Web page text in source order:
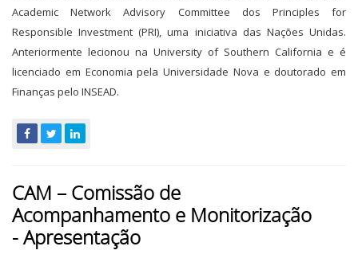
Academic Network Advisory Committee dos Principles for
Responsible Investment (PRI), uma iniciativa das Nações Unidas.
Anteriormente lecionou na University of Southern California e é
licenciado em Economia pela Universidade Nova e doutorado em
Finanças pelo INSEAD.
CAM – Comissão de
Acompanhamento e Monitorização
- Apresentação